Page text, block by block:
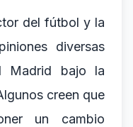
del fútbol y la
diversas
Madrid bajo la
creen que
un cambio